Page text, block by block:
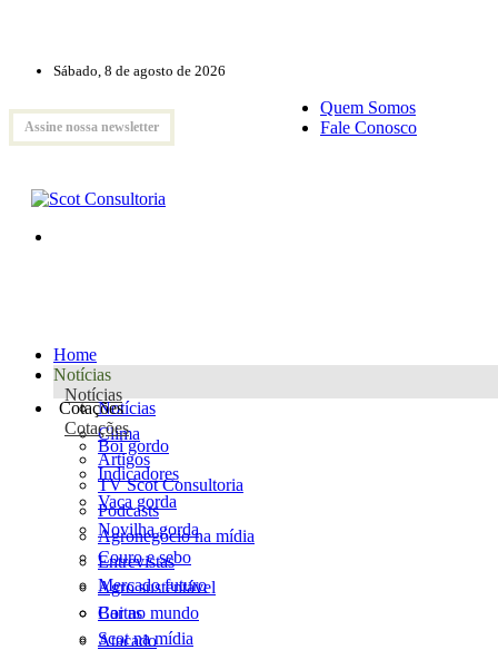
Sábado, 8 de agosto de 2026
Assine nossa newsletter
Quem Somos
Fale Conosco
Home
Notícias
Notícias
Notícias
Clima
Artigos
TV Scot Consultoria
Podcasts
Agronegócio na mídia
Entrevistas
Agro sustentável
Cartas
Scot na mídia
Cotações
Cotações
Boi gordo
Indicadores
Vaca gorda
Novilha gorda
Couro e sebo
Mercado futuro
Boi no mundo
Atacado